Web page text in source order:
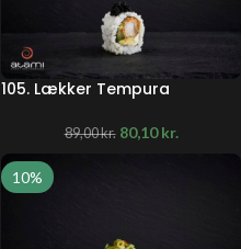
105. Lækker Tempura
89,00kr. 80,10kr.
10%